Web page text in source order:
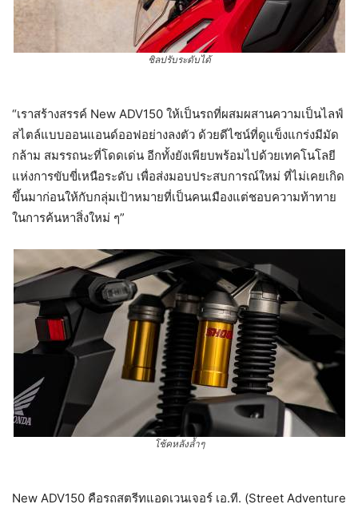
ชิลปรับระดับได้
“เราสร้างสรรค์ New ADV150 ให้เป็นรถที่ผสมผสานความเป็นไลฟ์
สไตล์แบบออนแอนด์ออฟอย่างลงตัว ด้วยดีไซน์ที่ดูแข็งแกร่งมีมัด
กล้าม สมรรถนะที่โดดเด่น อีกทั้งยังเพียบพร้อมไปด้วยเทคโนโลยี
แห่งการขับขี่เหนือระดับ เพื่อส่งมอบประสบการณ์ใหม่ ที่ไม่เคยเกิด
ขึ้นมาก่อนให้กับกลุ่มเป้าหมายที่เป็นคนเมืองแต่ชอบความท้าทาย
ในการค้นหาสิ่งใหม่ ๆ”
โช้คหลังล้ำๆ
New ADV150 คือรถสตรีทแอดเวนเจอร์ เอ.ที. (Street Adventure